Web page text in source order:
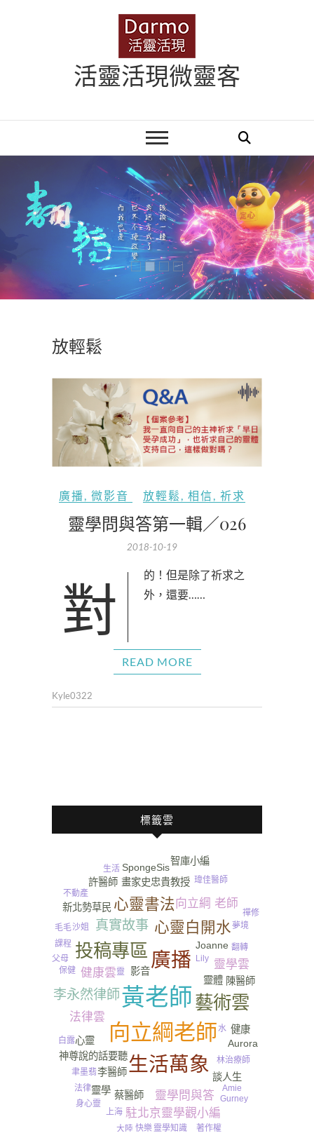
活靈活現微靈客
放輕鬆
廣播, 微影音 放輕鬆, 相信, 祈求
靈學問與答第一輯／026
2018-10-19
對的！但是除了祈求之 外，還要……
READ MORE
Kyle0322
標籤雲
黃老師
向立綱老師
廣播
生活萬象
投稿專區
藝術雲
心靈白開水
心靈書法
李永然律師
真實故事
健康雲
靈學問與答
駐北京靈學觀小編
靈學雲
向立綱 老師
法律雲
心靈
李醫師
靈體
畫家史忠貴教授
Joanne
新北勢草民
神尊說的話要聽
靈學 蔡醫師
SpongeSis
影音
談人生
Aurora
健康
陳醫師
許醫師
智庫小編
林治療師
保健
上海
Lily
白露
翻轉
沙姐
瑋佳醫師
聿墨翡
生活
法律
夢境
父母
課程
靈學知識
大陸
身心靈 Gurney​
靈
不動產
禪修
毛毛
著作權
Amie
快樂
水